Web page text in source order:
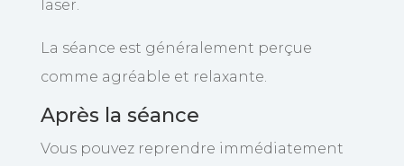
laser.
La séance est généralement perçue
comme agréable et relaxante.
Après la séance
Vous pouvez reprendre immédiatement